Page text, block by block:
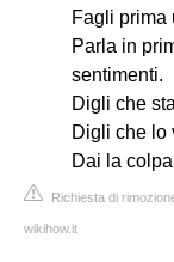
Fagli prima
Parla in
sentimenti.
Digli che
Digli che lo
Dai la
Richiesta di
wikihow.it